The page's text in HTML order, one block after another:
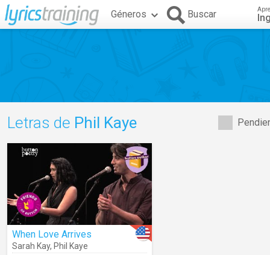
Géneros Buscar
Letras de Phil Kaye
When Love Arrives
Sarah Kay, Phil Kaye